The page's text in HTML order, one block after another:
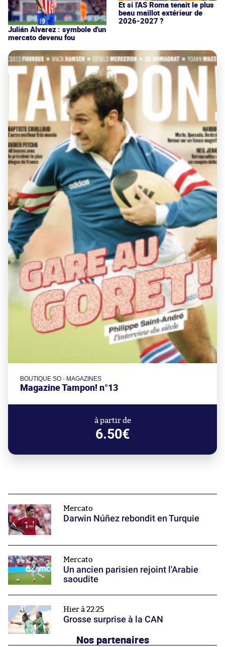
Julián Alvarez : symbole d'un
mercato devenu fou
Et si l'AS Roma tenait le plus
beau maillot extérieur de
2026-2027 ?
BOUTIQUE SO - MAGAZINES
Magazine Tampon! n°13
à partir de
6.50€
Mercato
Darwin Núñez rebondit en Turquie
Mercato
Un ancien parisien rejoint l'Arabie
saoudite
Hier à 22:25
Grosse surprise à la CAN
Nos partenaires